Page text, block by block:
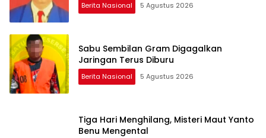
Berita Nasional 5 Agustus 2026
Sabu Sembilan Gram Digagalkan
Jaringan Terus Diburu
Berita Nasional 5 Agustus 2026
Tiga Hari Menghilang, Misteri Maut Yanto
Benu Mengental